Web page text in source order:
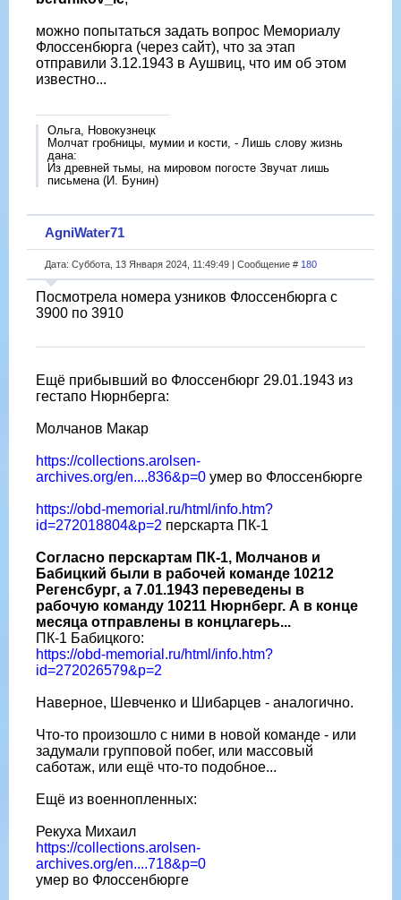
можно попытаться задать вопрос Мемориалу
Флоссенбюрга (через сайт), что за этап
отправили 3.12.1943 в Аушвиц, что им об этом
известно...
Ольга, Новокузнецк
Молчат гробницы, мумии и кости, - Лишь слову жизнь
дана:
Из древней тьмы, на мировом погосте Звучат лишь
письмена (И. Бунин)
AgniWater71
Дата: Суббота, 13 Января 2024, 11:49:49 | Сообщение # 180
Посмотрела номера узников Флоссенбюрга с
3900 по 3910
Ещë прибывший во Флоссенбюрг 29.01.1943 из
гестапо Нюрнберга:
Молчанов Макар
https://collections.arolsen-
archives.org/en....836&p=0 умер во Флоссенбюрге
https://obd-memorial.ru/html/info.htm?
id=272018804&p=2 перскарта ПК-1
Согласно перскартам ПК-1, Молчанов и
Бабицкий были в рабочей команде 10212
Регенсбург, а 7.01.1943 переведены в
рабочую команду 10211 Нюрнберг. А в конце
месяца отправлены в концлагерь...
ПК-1 Бабицкого:
https://obd-memorial.ru/html/info.htm?
id=272026579&p=2
Наверное, Шевченко и Шибарцев - аналогично.
Что-то произошло с ними в новой команде - или
задумали групповой побег, или массовый
саботаж, или ещë что-то подобное...
Ещë из военнопленных:
Рекуха Михаил
https://collections.arolsen-
archives.org/en....718&p=0
умер во Флоссенбюрге